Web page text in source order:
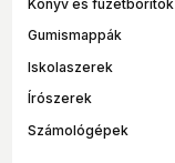
Könyv és füzetborítók
Gumismappák
Iskolaszerek
Írószerek
Számológépek